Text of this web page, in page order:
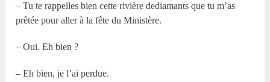
– Tu te rappelles bien cette rivière dediamants que tu m’as
prêtée pour aller à la fête du Ministère.
– Oui. Eh bien ?
– Eh bien, je l’ai perdue.